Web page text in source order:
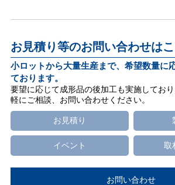
お見積り等のお問い合わせは
小ロットから大量生産まで、 希望数量に
ております。
要望に応じて成形品の後加工も実施してお
軽にご相談、お問い合わせください。
お見積り
イベント 取
お問い合わせ